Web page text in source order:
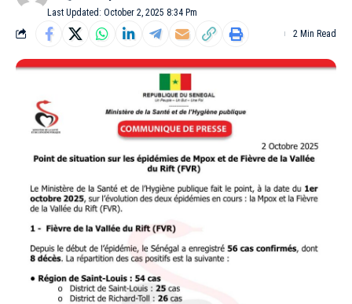
Last Updated: October 2, 2025 8:34 Pm
2 Min Read